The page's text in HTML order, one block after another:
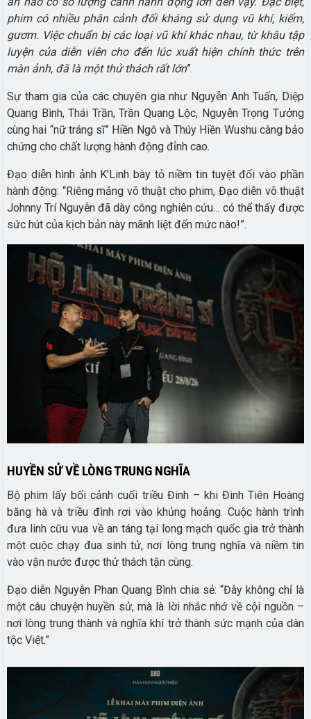
phim có nhiều phân cảnh đối kháng sử dụng vũ khí, kiếm,
gươm. Việc chuẩn bị các loại vũ khí khác nhau, từ khâu tập
luyện của diễn viên cho đến lúc xuất hiện chính thức trên
màn ảnh, đã là một thử thách rất lớn”.
Sự tham gia của các chuyên gia như Nguyễn Anh Tuấn, Diệp
Quang Bình, Thái Trần, Trần Quang Lộc, Nguyễn Trọng Tưởng
cùng hai “nữ tráng sĩ” Hiền Ngô và Thúy Hiền Wushu càng bảo
chứng cho chất lượng hành động đỉnh cao.
Đạo diễn hình ảnh K’Linh bày tỏ niềm tin tuyệt đối vào phần
hành động: “Riêng mảng võ thuật cho phim, Đạo diễn võ thuật
Johnny Trí Nguyễn đã dày công nghiên cứu… có thể thấy được
sức hút của kịch bản này mãnh liệt đến mức nào!”.
HUYỀN SỬ VỀ LÒNG TRUNG NGHĨA
Bộ phim lấy bối cảnh cuối triều Đinh – khi Đinh Tiên Hoàng
băng hà và triều đình rơi vào khủng hoảng. Cuộc hành trình
đưa linh cữu vua về an táng tại long mạch quốc gia trở thành
một cuộc chạy đua sinh tử, nơi lòng trung nghĩa và niềm tin
vào vận nước được thử thách tận cùng.
Đạo diễn Nguyễn Phan Quang Bình chia sẻ: “Đây không chỉ là
một câu chuyện huyền sử, mà là lời nhắc nhớ về cội nguồn –
nơi lòng trung thành và nghĩa khí trở thành sức mạnh của dân
tộc Việt.”